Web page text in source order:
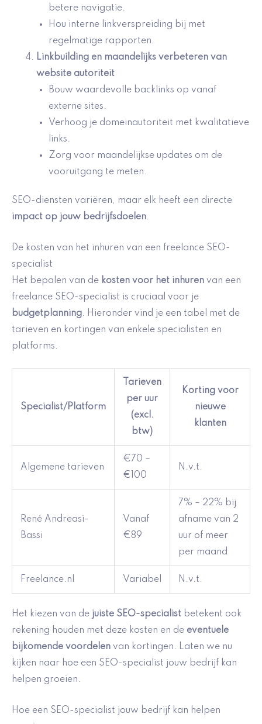
betere navigatie.
Hou interne linkverspreiding bij met
regelmatige rapporten.
Linkbuilding en maandelijks verbeteren van
website autoriteit
Bouw waardevolle backlinks op vanaf
externe sites.
Verhoog je domeinautoriteit met kwalitatieve
links.
Zorg voor maandelijkse updates om de
vooruitgang te meten.
SEO-diensten variëren, maar elk heeft een directe
impact op jouw bedrijfsdoelen.
De kosten van het inhuren van een freelance SEO-
specialist
Het bepalen van de kosten voor het inhuren van een
freelance SEO-specialist is cruciaal voor je
budgetplanning. Hieronder vind je een tabel met de
tarieven en kortingen van enkele specialisten en
platforms.
Specialist/Platform
Tarieven
per uur
(excl.
btw)
Korting voor
nieuwe
klanten
Algemene tarieven
€70 –
€100
N.v.t.
René Andreasi-
Bassi
Vanaf
€89
7% – 22% bij
afname van 2
uur of meer
per maand
Freelance.nl Variabel N.v.t.
Het kiezen van de juiste SEO-specialist betekent ook
rekening houden met deze kosten en de eventuele
bijkomende voordelen van kortingen. Laten we nu
kijken naar hoe een SEO-specialist jouw bedrijf kan
helpen groeien.
Hoe een SEO-specialist jouw bedrijf kan helpen